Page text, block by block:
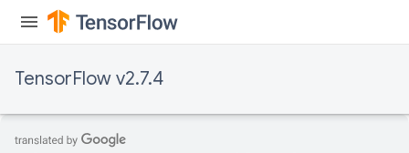
TensorFlow v2.7.4